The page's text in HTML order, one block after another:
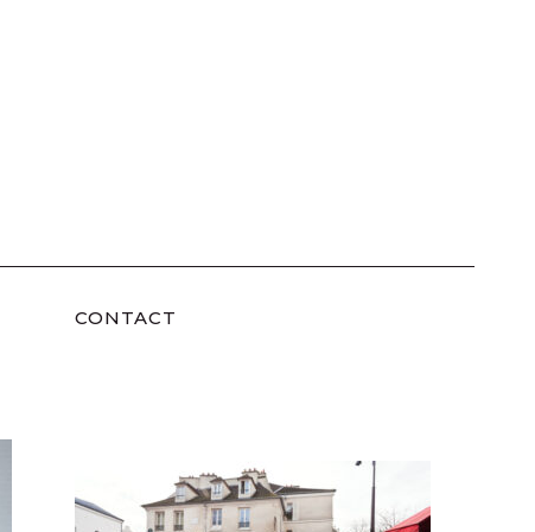
CONTACT